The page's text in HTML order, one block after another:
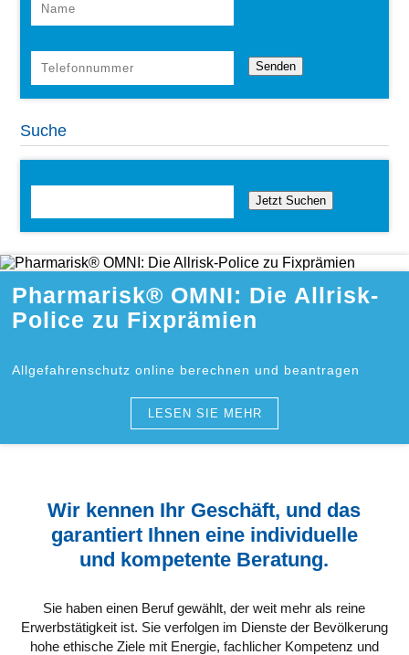
Suche
Jetzt Suchen
Pharmarisk® OMNI: Die Allrisk-
Police zu Fixprämien
Allgefahrenschutz online berechnen und beantragen
LESEN SIE MEHR
Wir kennen Ihr Geschäft, und das
garantiert Ihnen eine individuelle
und kompetente Beratung.
Sie haben einen Beruf gewählt, der weit mehr als reine
Erwerbstätigkeit ist. Sie verfolgen im Dienste der Bevölkerung
hohe ethische Ziele mit Energie, fachlicher Kompetenz und